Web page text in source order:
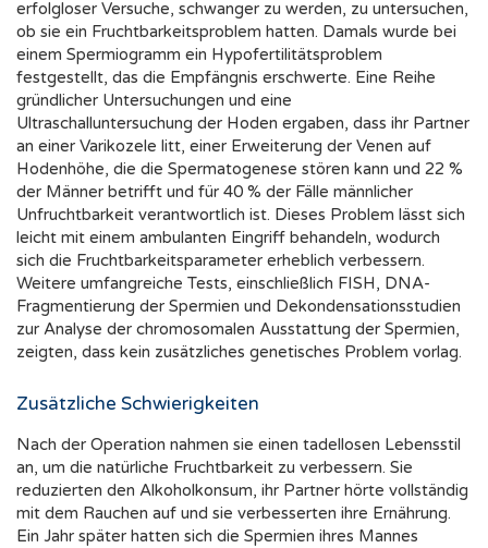
erfolgloser Versuche, schwanger zu werden, zu untersuchen,
ob sie ein Fruchtbarkeitsproblem hatten. Damals wurde bei
einem Spermiogramm ein Hypofertilitätsproblem
festgestellt, das die Empfängnis erschwerte. Eine Reihe
gründlicher Untersuchungen und eine
Ultraschalluntersuchung der Hoden ergaben, dass ihr Partner
an einer Varikozele litt, einer Erweiterung der Venen auf
Hodenhöhe, die die Spermatogenese stören kann und 22 %
der Männer betrifft und für 40 % der Fälle männlicher
Unfruchtbarkeit verantwortlich ist. Dieses Problem lässt sich
leicht mit einem ambulanten Eingriff behandeln, wodurch
sich die Fruchtbarkeitsparameter erheblich verbessern.
Weitere umfangreiche Tests, einschließlich FISH, DNA-
Fragmentierung der Spermien und Dekondensationsstudien
zur Analyse der chromosomalen Ausstattung der Spermien,
zeigten, dass kein zusätzliches genetisches Problem vorlag.
Zusätzliche Schwierigkeiten
Nach der Operation nahmen sie einen tadellosen Lebensstil
an, um die natürliche Fruchtbarkeit zu verbessern. Sie
reduzierten den Alkoholkonsum, ihr Partner hörte vollständig
mit dem Rauchen auf und sie verbesserten ihre Ernährung.
Ein Jahr später hatten sich die Spermien ihres Mannes